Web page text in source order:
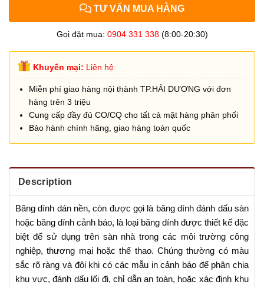
TƯ VẤN MUA HÀNG
Gọi đặt mua: 0904 331 338(8:00-20:30)
Khuyến mại: Liên hệ
Miễn phí giao hàng nội thành TP.HẢI DƯƠNG với đơn
hàng trên 3 triệu
Cung cấp đầy đủ CO/CQ cho tất cả mặt hàng phân phối
Bảo hành chính hãng, giao hàng toàn quốc
Description
Băng dính dán nền, còn được gọi là băng dính đánh dấu sàn
hoặc băng dính cảnh báo, là loại băng dính được thiết kế đặc
biệt để sử dụng trên sàn nhà trong các môi trường công
nghiệp, thương mại hoặc thể thao. Chúng thường có màu
sắc rõ ràng và đôi khi có các mẫu in cảnh báo để phân chia
khu vực, đánh dấu lối đi, chỉ dẫn an toàn, hoặc xác định khu